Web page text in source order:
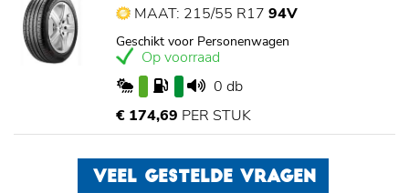
MAAT: 215/55 R17 94V
Geschikt voor Personenwagen
Op voorraad
0 db
€ 174,69 PER STUK
VEEL GESTELDE VRAGEN